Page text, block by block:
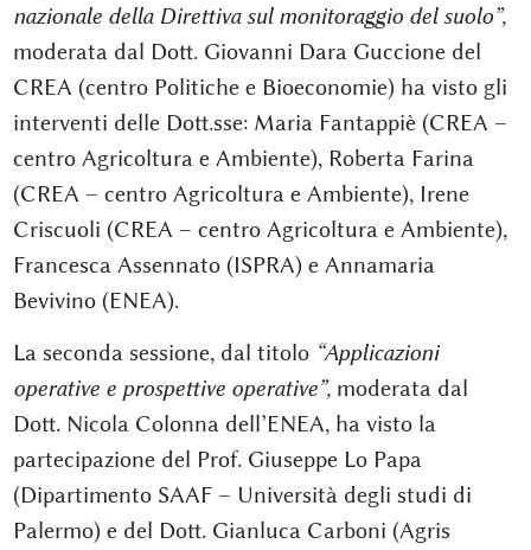
nazionale della Direttiva sul monitoraggio del suolo”,
moderata dal Dott. Giovanni Dara Guccione del
CREA (centro Politiche e Bioeconomie) ha visto gli
interventi delle Dott.sse: Maria Fantappiè (CREA –
centro Agricoltura e Ambiente), Roberta Farina
(CREA – centro Agricoltura e Ambiente), Irene
Criscuoli (CREA – centro Agricoltura e Ambiente),
Francesca Assennato (ISPRA) e Annamaria
Bevivino (ENEA).
La seconda sessione, dal titolo “Applicazioni
operative e prospettive operative”, moderata dal
Dott. Nicola Colonna dell’ENEA, ha visto la
partecipazione del Prof. Giuseppe Lo Papa
(Dipartimento SAAF – Università degli studi di
Palermo) e del Dott. Gianluca Carboni (Agris